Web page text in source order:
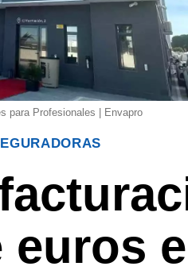
para Profesionales | Envapro